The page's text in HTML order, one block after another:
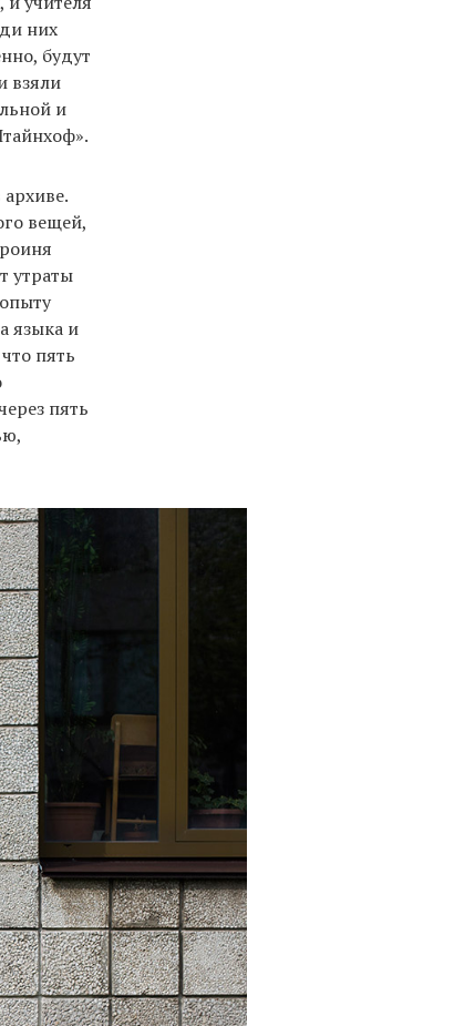
них
будут
взяли
и
вещей,
утраты
языка и
пять
пять